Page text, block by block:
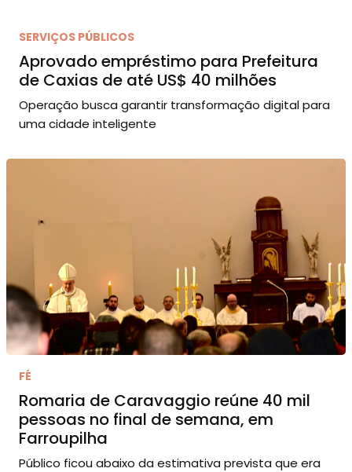
SERVIÇOS PÚBLICOS
Aprovado empréstimo para Prefeitura
de Caxias de até US$ 40 milhões
Operação busca garantir transformação digital para
uma cidade inteligente
FÉ
Romaria de Caravaggio reúne 40 mil
pessoas no final de semana, em
Farroupilha
Público ficou abaixo da estimativa prevista que era